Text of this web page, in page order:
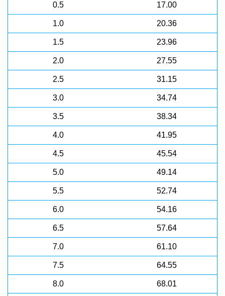
0.5 17.00
1.0 20.36
1.5 23.96
2.0 27.55
2.5 31.15
3.0 34.74
3.5 38.34
4.0 41.95
4.5 45.54
5.0 49.14
5.5 52.74
6.0 54.16
6.5 57.64
7.0 61.10
7.5 64.55
8.0 68.01